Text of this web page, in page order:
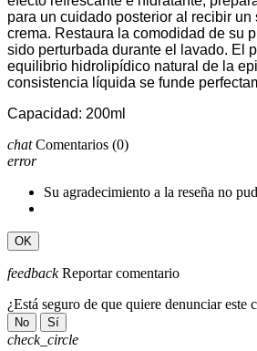
para un cuidado posterior al recibir un
crema. Restaura la comodidad de su
sido perturbada durante el lavado. El
equilibrio hidrolipídico natural de la
consistencia líquida se funde
Capacidad: 200ml
chat Comentarios (0)
error
Su agradecimiento a la reseña no
OK
feedback Reportar comentario
¿Está seguro de que quiere denunciar este
No Sí
check_circle